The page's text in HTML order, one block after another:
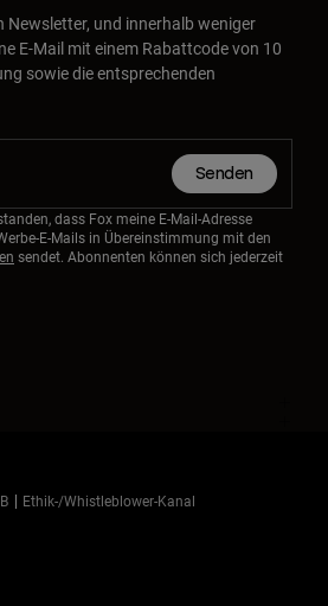
Newsletter, und innerhalb weniger
E-Mail mit einem Rabattcode von 10
sowie die entsprechenden
Senden
dass Fox meine E-Mail-Adresse
E-Mails in Übereinstimmung mit den
sendet. Abonnenten können sich jederzeit
Ethik-/Whistleblower-Kanal